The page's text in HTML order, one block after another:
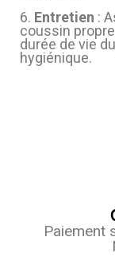
6. Entretien :
coussin
durée de vie
hygiénique.
Paiement